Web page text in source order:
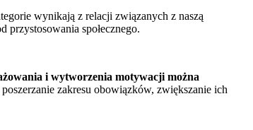
wynikają z relacji związanych z naszą
społecznego.
i wytworzenia motywacji można
zakresu obowiązków, zwiększanie ich